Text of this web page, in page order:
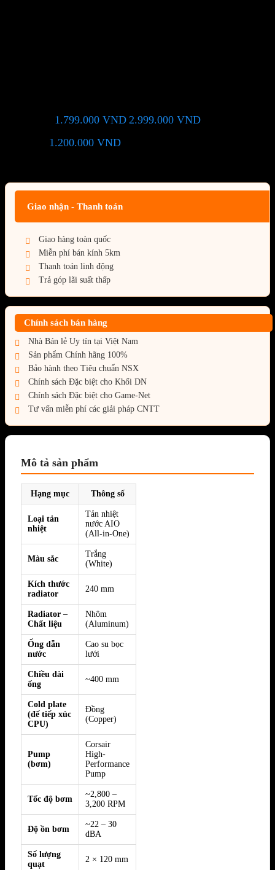
1.799.000 VND 2.999.000 VND
1.200.000 VND
Giao nhận - Thanh toán
Giao hàng toàn quốc
Miễn phí bán kính 5km
Thanh toán linh động
Trả góp lãi suất thấp
Chính sách bán hàng
Nhà Bán lẻ Uy tín tại Việt Nam
Sản phẩm Chính hãng 100%
Bảo hành theo Tiêu chuẩn NSX
Chính sách Đặc biệt cho Khối DN
Chính sách Đặc biệt cho Game-Net
Tư vấn miễn phí các giải pháp CNTT
Mô tả sản phẩm
Hạng mục Thông số
Loại tản
nhiệt
Tản nhiệt
nước AIO
(All-in-One)
Màu sắc
Trắng
(White)
Kích thước
radiator
240 mm
Radiator –
Chất liệu
Nhôm
(Aluminum)
Ống dẫn
nước
Cao su bọc
lưới
Chiều dài
ống
~400 mm
Cold plate
(đế tiếp xúc
CPU)
Đồng
(Copper)
Pump
(bơm)
Corsair
High-
Performance
Pump
Tốc độ bơm
~2,800 –
3,200 RPM
Độ ồn bơm
~22 – 30
dBA
Số lượng
quạt
2 × 120 mm